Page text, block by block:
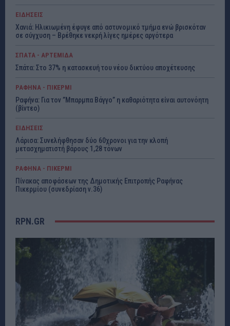
ΕΙΔΗΣΕΙΣ
Χανιά: Ηλικιωμένη έφυγε από αστυνομικό τμήμα ενώ βρισκόταν
σε σύγχυση – Βρέθηκε νεκρή λίγες ημέρες αργότερα
ΣΠΑΤΑ - ΑΡΤΕΜΙΔΑ
Σπάτα: Στο 37% η κατασκευή του νέου δικτύου αποχέτευσης
ΡΑΦΗΝΑ - ΠΙΚΕΡΜΙ
Ραφήνα: Για τον ”Μπαρμπα Βάγγο” η καθαριότητα είναι αυτονόητη
(βίντεο)
ΕΙΔΗΣΕΙΣ
Λάρισα: Συνελήφθησαν δύο 60χρονοι για την κλοπή
μετασχηματιστή βάρους 1,28 τόνων
ΡΑΦΗΝΑ - ΠΙΚΕΡΜΙ
Πίνακας αποφάσεων της Δημοτικής Επιτροπής Ραφήνας
Πικερμίου (συνεδρίαση ν.36)
RPN.GR